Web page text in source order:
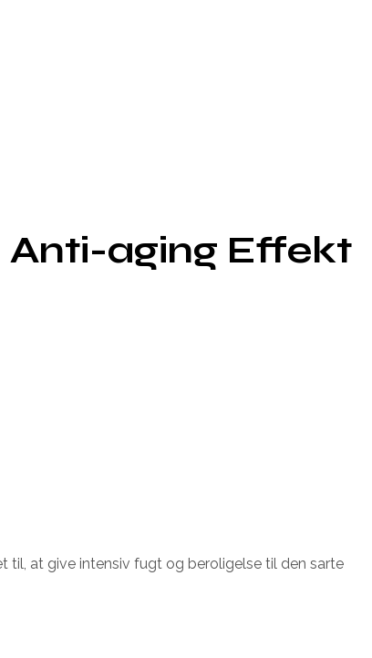
Anti-aging Effekt
til, at give intensiv fugt og beroligelse til den sarte